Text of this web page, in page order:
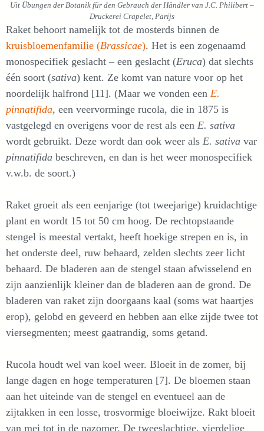
Uit Übungen der Botanik für den Gebrauch der Händler van J.C. Philibert –
Druckerei Crapelet, Parijs
Raket behoort namelijk tot de mosterds binnen de
kruisbloemenfamilie (Brassicae). Het is een zogenaamd
monospecifiek geslacht – een geslacht (Eruca) dat slechts
één soort (sativa) kent. Ze komt van nature voor op het
noordelijk halfrond [11]. (Maar we vonden een E.
pinnatifida, een veervorminge rucola, die in 1875 is
vastgelegd en overigens voor de rest als een E. sativa
wordt gebruikt. Deze wordt dan ook weer als E. sativa var
pinnatifida beschreven, en dan is het weer monospecifiek
v.w.b. de soort.)
Raket groeit als een eenjarige (tot tweejarige) kruidachtige
plant en wordt 15 tot 50 cm hoog. De rechtopstaande
stengel is meestal vertakt, heeft hoekige strepen en is, in
het onderste deel, ruw behaard, zelden slechts zeer licht
behaard. De bladeren aan de stengel staan afwisselend en
zijn aanzienlijk kleiner dan de bladeren aan de grond. De
bladeren van raket zijn doorgaans kaal (soms wat haartjes
erop), gelobd en geveerd en hebben aan elke zijde twee tot
viersegmenten; meest gaatrandig, soms getand.
Rucola houdt wel van koel weer. Bloeit in de zomer, bij
lange dagen en hoge temperaturen [7]. De bloemen staan
aan het uiteinde van de stengel en eventueel aan de
zijtakken in een losse, trosvormige bloeiwijze. Rakt bloeit
van mei tot in de nazomer. De tweeslachtige, vierdelige